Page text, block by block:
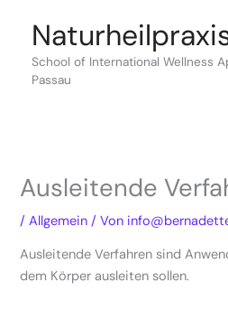
springenSchool of International Wellness
Passau
Ausleitende
/Allgemein / Von
Ausleitende Verfahren sind
dem Körper ausleiten sollen.